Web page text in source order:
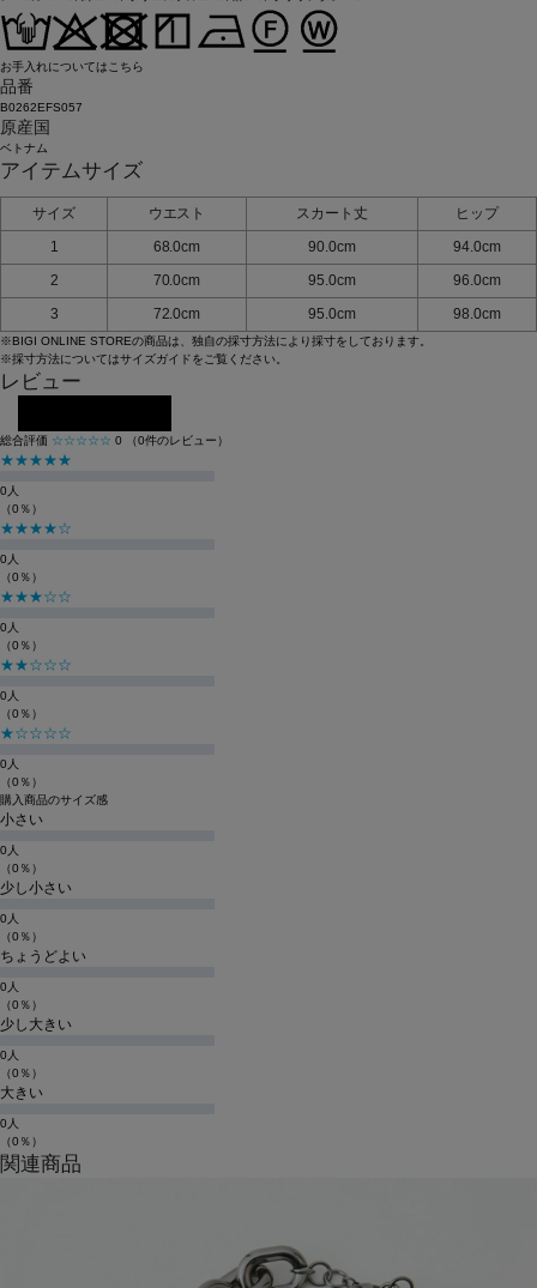
お手入れについてはこちら
品番
B0262EFS057
原産国
ベトナム
アイテムサイズ
サイズ ウエスト スカート丈
ヒップ
1
68.0cm 90.0cm
94.0cm
2
70.0cm 95.0cm
96.0cm
3
72.0cm 95.0cm 98.0cm
※BIGI ONLINE STOREの商品は、独自の採寸方法により採寸をしております。
※採寸方法についてはサイズガイドをご覧ください。
レビュー
総合評価 ☆☆☆☆☆ 0 （0件のレビュー）
★★★★★
0人
（0％）
★★★★☆
0人
（0％）
★★★☆☆
0人
（0％）
★★☆☆☆
0人
（0％）
★☆☆☆☆
0人
（0％）
購入商品のサイズ感
小さい
0人
（0％）
少し小さい
0人
（0％）
ちょうどよい
0人
（0％）
少し大きい
0人
（0％）
大きい
0人
（0％）
関連商品